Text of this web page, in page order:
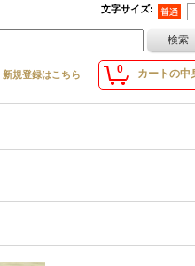
文字サイズ:
0 カートの中
新規登録はこちら